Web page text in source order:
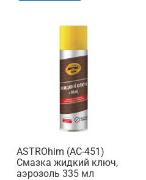
ASTROhim (AC-451)
Смазка жидкий ключ,
аэрозоль 335 мл